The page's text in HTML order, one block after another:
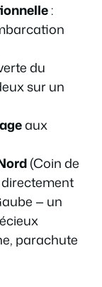
:
du
sur un
aux
(Coin de
directement
— un
parachute